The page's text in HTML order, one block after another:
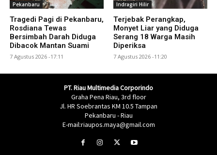
Pekanbaru
Tragedi Pagi di Pekanbaru,
Rosdiana Tewas
Bersimbah Darah Diduga
Dibacok Mantan Suami
7 Agustus 2026 -17:11
Indragiri Hilir
Terjebak Perangkap,
Monyet Liar yang Diduga
Serang 18 Warga Masih
Diperiksa
7 Agustus 2026 -11:20
PT. Riau Multimedia Corporindo
Graha Pena Riau, 3rd floor
Jl. HR Soebrantas KM 10.5 Tampan
Pekanbaru - Riau
E-mail:riaupos.maya@gmail.com